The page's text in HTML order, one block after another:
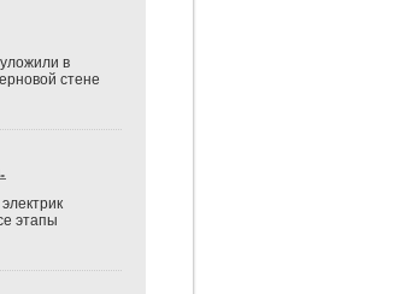
в
стене
этапы